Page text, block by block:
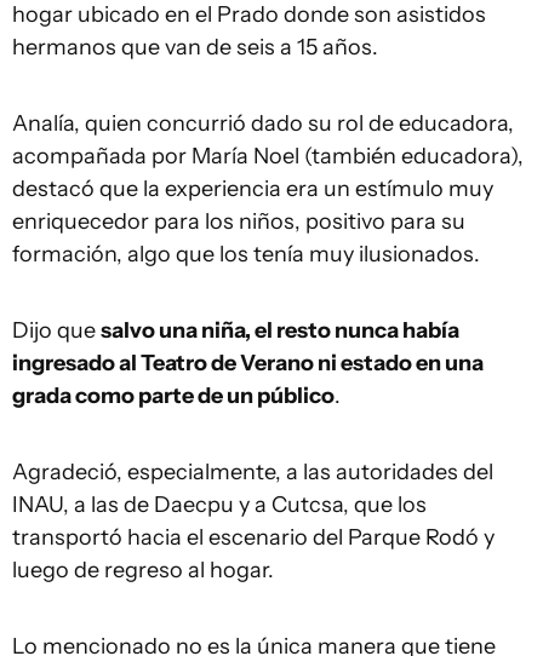
hogar ubicado en el Prado donde son asistidos
hermanos que van de seis a 15 años.
Analía, quien concurrió dado su rol de educadora,
acompañada por María Noel (también educadora),
destacó que la experiencia era un estímulo muy
enriquecedor para los niños, positivo para su
formación, algo que los tenía muy ilusionados.
Dijo quesalvo una niña, el resto nunca había
ingresado al Teatro de Verano ni estado en una
grada como parte de un público.
Agradeció, especialmente, a las autoridades del
INAU, a las de Daecpu y a Cutcsa, que los
transportó hacia el escenario del Parque Rodó y
luego de regreso al hogar.
Lo mencionado no es la única manera que tiene